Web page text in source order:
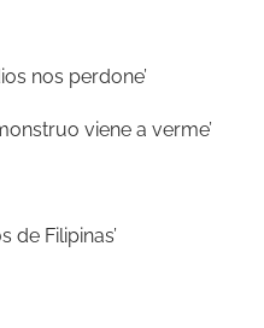
nos perdone’
viene a verme’
de Filipinas’